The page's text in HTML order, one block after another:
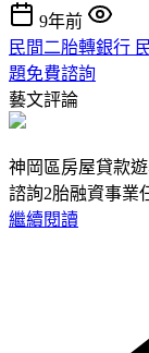
9年前
民間二胎轉銀行
題免費諮詢
藝文評論
神岡區房屋貸款
諮詢2胎融資事業
繼續閱讀